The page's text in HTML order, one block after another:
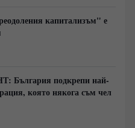
капитализъм" е
България подкрепи най-
която някога съм чел